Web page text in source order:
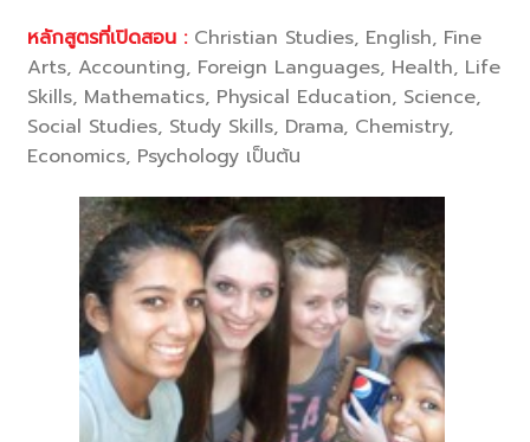
หลักสูตรที่เปิดสอน :Christian Studies, English, Fine
Arts, Accounting, Foreign Languages, Health, Life
Skills, Mathematics, Physical Education, Science,
Social Studies, Study Skills, Drama, Chemistry,
Economics, Psychology เป็นต้น